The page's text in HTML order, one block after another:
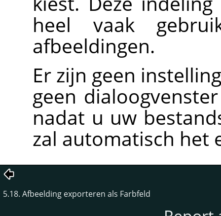
heel vaak
afbeeldingen.
Er zijn geen
geen
nadat u uw
zal automatisch het
5.18. Afbeelding exporteren als Farbfeld